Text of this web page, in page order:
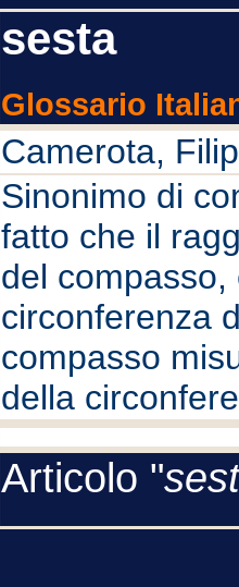
sesta
Glossario
Camerota,
Sinonimo di
fatto che il
del
circonferenza
compasso
della
Articolo "